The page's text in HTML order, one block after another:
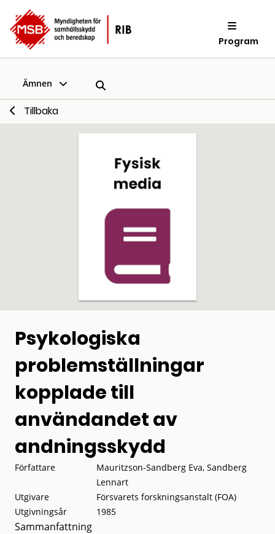
Program
Ämnen
Tillbaka
Psykologiska
problemställningar
kopplade till
användandet av
andningsskydd
Författare
Mauritzson-Sandberg Eva, Sandberg
Lennart
Utgivare
Försvarets forskningsanstalt (FOA)
Utgivningsår
1985
Sammanfattning